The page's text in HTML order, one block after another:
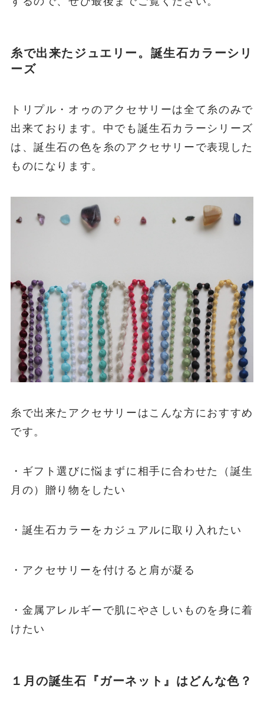
糸で出来たジュエリー。誕生石カラーシリ
ーズ
トリプル・オゥのアクセサリーは全て糸のみで
出来ております。中でも誕生石カラーシリーズ
は、誕生石の色を糸のアクセサリーで表現した
ものになります。
糸で出来たアクセサリーはこんな方におすすめ
です。
・ギフト選びに悩まずに相手に合わせた（誕生
月の）贈り物をしたい
・誕生石カラーをカジュアルに取り入れたい
・アクセサリーを付けると肩が凝る
・金属アレルギーで肌にやさしいものを身に着
けたい
１月の誕生石『ガーネット』はどんな色？